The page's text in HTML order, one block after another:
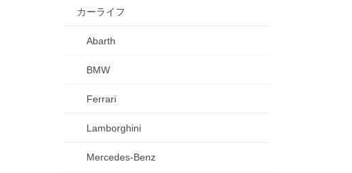
カーライフ
Abarth
BMW
Ferrari
Lamborghini
Mercedes-Benz